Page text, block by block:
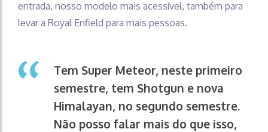
entrada, nosso modelo mais acessível, também para
levar a Royal Enfield para mais pessoas.
Tem Super Meteor, neste primeiro
semestre, tem Shotgun e nova
Himalayan, no segundo semestre.
Não posso falar mais do que isso,